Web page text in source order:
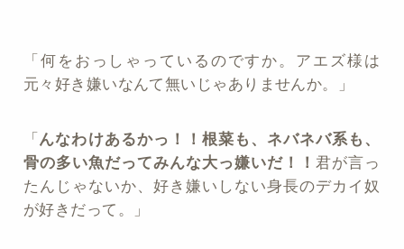
「何をおっしゃっているのですか。アエズ様は
元々好き嫌いなんて無いじゃありませんか。」
「 んなわけあるかっ！！根菜も、ネバネバ系も、
骨の多い魚だってみんな大っ嫌いだ！！ 君が言っ
たんじゃないか、好き嫌いしない身長のデカイ奴
が好きだって。」